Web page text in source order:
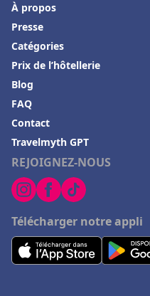
REJOIGNEZ-NOUS
Télécharger notre appli
À propos
Presse
Catégories
Prix de l’hôtellerie
Blog
FAQ
Contact
Travelmyth GPT